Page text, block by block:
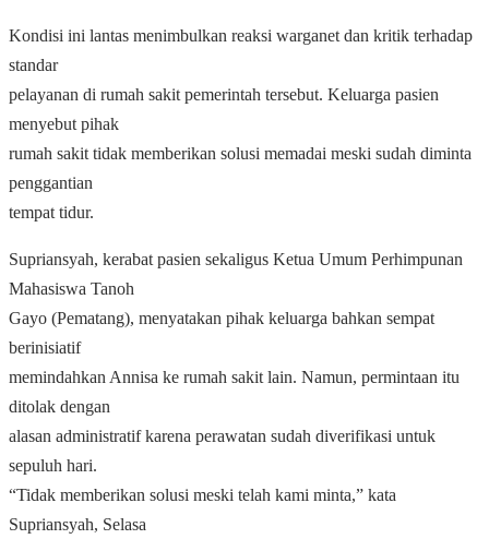
Kondisi ini lantas menimbulkan reaksi warganet dan kritik terhadap
standar
pelayanan di rumah sakit pemerintah tersebut. Keluarga pasien
menyebut pihak
rumah sakit tidak memberikan solusi memadai meski sudah diminta
penggantian
tempat tidur.
Supriansyah, kerabat pasien sekaligus Ketua Umum Perhimpunan
Mahasiswa Tanoh
Gayo (Pematang), menyatakan pihak keluarga bahkan sempat
berinisiatif
memindahkan Annisa ke rumah sakit lain. Namun, permintaan itu
ditolak dengan
alasan administratif karena perawatan sudah diverifikasi untuk
sepuluh hari.
“Tidak memberikan solusi meski telah kami minta,” kata
Supriansyah, Selasa